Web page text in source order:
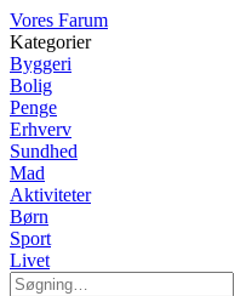
Vores Farum
Kategorier
Byggeri
Bolig
Penge
Erhverv
Sundhed
Mad
Aktiviteter
Børn
Sport
Livet